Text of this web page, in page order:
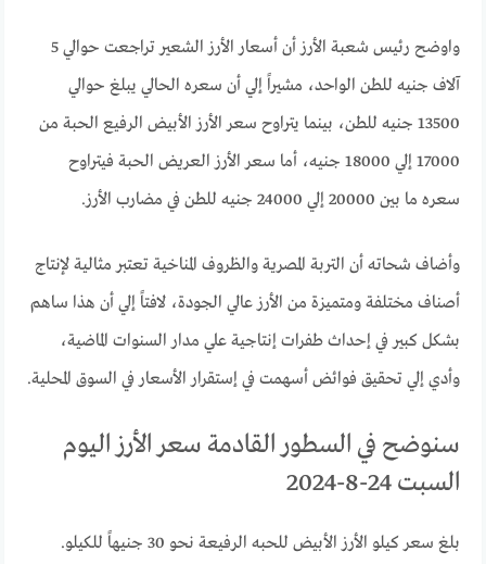
واوضح رئيس شعبة الأرز أن أسعار الأرز الشعير تراجعت حوالي 5
آلاف جنيه للطن الواحد، مشيراً إلي أن سعره الحالي يبلغ حوالي
13500 جنيه للطن، بينما يتراوح سعر الأرز الأبيض الرفيع الحبة من
17000 إلي 18000 جنيه، أما سعر الأرز العريض الحبة فيتراوح
سعره ما بين 20000 إلي 24000 جنيه للطن في مضارب الأرز.
وأضاف شحاته أن التربة المصرية والظروف المناخية تعتبر مثالية لإنتاج
أصناف مختلفة ومتميزة من الأرز عالي الجودة، لافتاً إلي أن هذا ساهم
بشكل كبير في إحداث طفرات إنتاجية علي مدار السنوات الماضية،
وأدي إلي تحقيق فوائض أسهمت في إستقرار الأسعار في السوق المحلية.
سنوضح في السطور القادمة سعر الأرز اليوم
السبت 24-8-2024
بلغ سعر كيلو الأرز الأبيض للحبه الرفيعة نحو 30 جنيهاً للكيلو.